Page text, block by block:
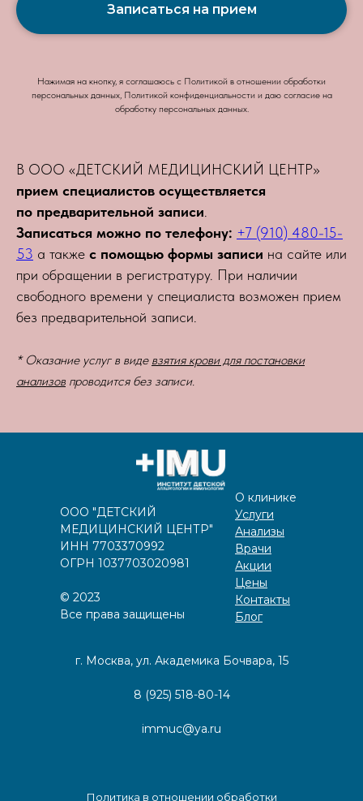
Записаться на прием
Нажимая на кнопку, я соглашаюсь с Политикой в отношении обработки
персональных данных, Политикой конфиденциальности и даю согласие на
обработку персональных данных.
В ООО «ДЕТСКИЙ МЕДИЦИНСКИЙ ЦЕНТР»
прием специалистов осуществляется
по предварительной записи
Записаться можно по телефону: +7 (910) 480-15-
53 а также с помощью формы записи на сайте или
при обращении в регистратуру. При наличии
свободного времени у специалиста возможен прием
без предварительной записи.
* Оказание услуг в виде взятия крови для постановки
анализов проводится без записи.
г. Москва, ул. Академика Бочвара, 15
8 (925) 518-80-14
immuc@ya.ru
Политика в отношении обработки
ООО "ДЕТСКИЙ
МЕДИЦИНСКИЙ ЦЕНТР"
ИНН 7703370992
ОГРН 1037703020981
©️ 2023
Все права защищены
О клинике
Услуги
Анализы
Врачи
Акции
Цены
Контакты
Блог